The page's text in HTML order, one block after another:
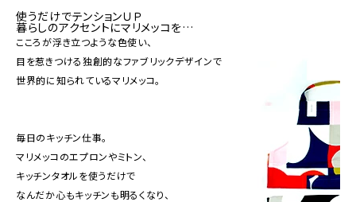
使うだけでテンションＵＰ
暮らしのアクセントにマリメッコを…
こころが浮き立つような色使い、
目を惹きつける独創的なファブリックデザインで
世界的に知られているマリメッコ。
毎日のキッチン仕事。
マリメッコのエプロンやミトン、
キッチンタオルを使うだけで
なんだか心もキッチンも明るくなり、